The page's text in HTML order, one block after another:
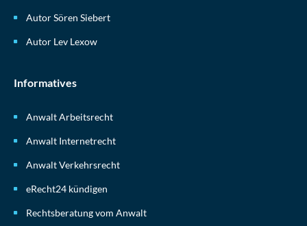
Autor Sören Siebert
Autor Lev Lexow
Informatives
Anwalt Arbeitsrecht
Anwalt Internetrecht
Anwalt Verkehrsrecht
eRecht24 kündigen
Rechtsberatung vom Anwalt